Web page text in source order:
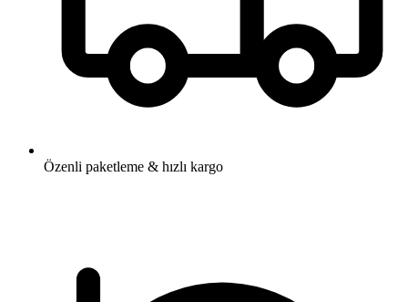
Özenli paketleme & hızlı kargo